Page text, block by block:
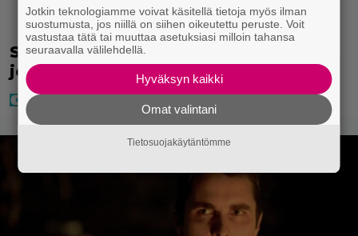
Seiska: Laulaja Frederik lyttäsi Eput –
johan oli taas kielen käyttöä
Jotkin teknologiamme voivat käsitellä tietoja myös ilman
suostumusta, jos niillä on siihen oikeutettu peruste. Voit
vastustaa tätä tai muuttaa asetuksiasi milloin tahansa
seuraavalla välilehdellä.
Hyväksyn kaikki
Omat valintani
Tietosuojakäytäntömme